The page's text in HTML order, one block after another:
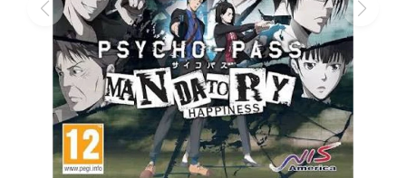
Juegos
Accesorios